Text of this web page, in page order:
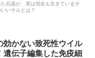
石器が、実は現在も生きているサ
いサルとは？
効かない致死性ウイル
遺伝子編集した免疫細